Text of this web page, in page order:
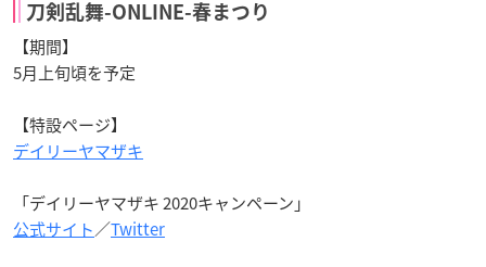
刀剣乱舞-ONLINE-春まつり
【期間】
5月上旬頃を予定
【特設ページ】
デイリーヤマザキ
「デイリーヤマザキ 2020キャンペーン」
公式サイト／Twitter